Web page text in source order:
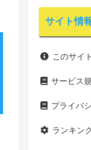
サイト情
このサイ
サービス
プライバ
ランキン